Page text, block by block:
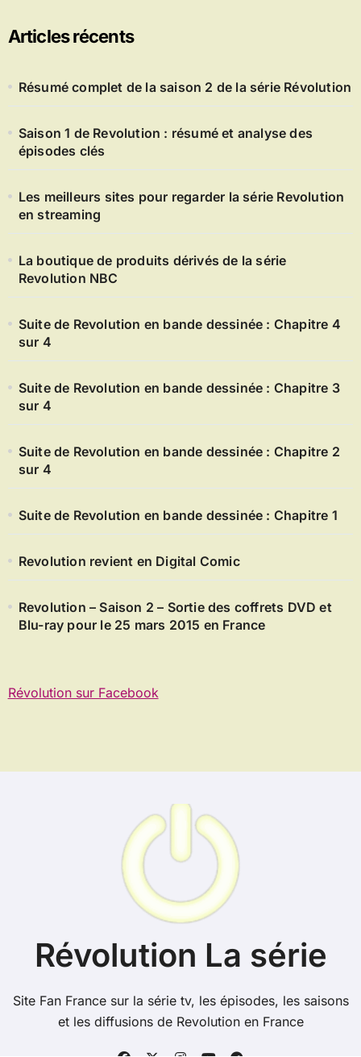
Articles récents
Résumé complet de la saison 2 de la série Révolution
Saison 1 de Revolution : résumé et analyse des
épisodes clés
Les meilleurs sites pour regarder la série Revolution
en streaming
La boutique de produits dérivés de la série
Revolution NBC
Suite de Revolution en bande dessinée : Chapitre 4
sur 4
Suite de Revolution en bande dessinée : Chapitre 3
sur 4
Suite de Revolution en bande dessinée : Chapitre 2
sur 4
Suite de Revolution en bande dessinée : Chapitre 1
Revolution revient en Digital Comic
Revolution – Saison 2 – Sortie des coffrets DVD et
Blu-ray pour le 25 mars 2015 en France
Révolution sur Facebook
Révolution La série
Site Fan France sur la série tv, les épisodes, les saisons
et les diffusions de Revolution en France